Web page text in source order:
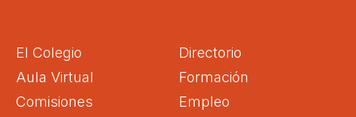
El Colegio
Directorio
Aula Virtual
Formación
Comisiones
Empleo